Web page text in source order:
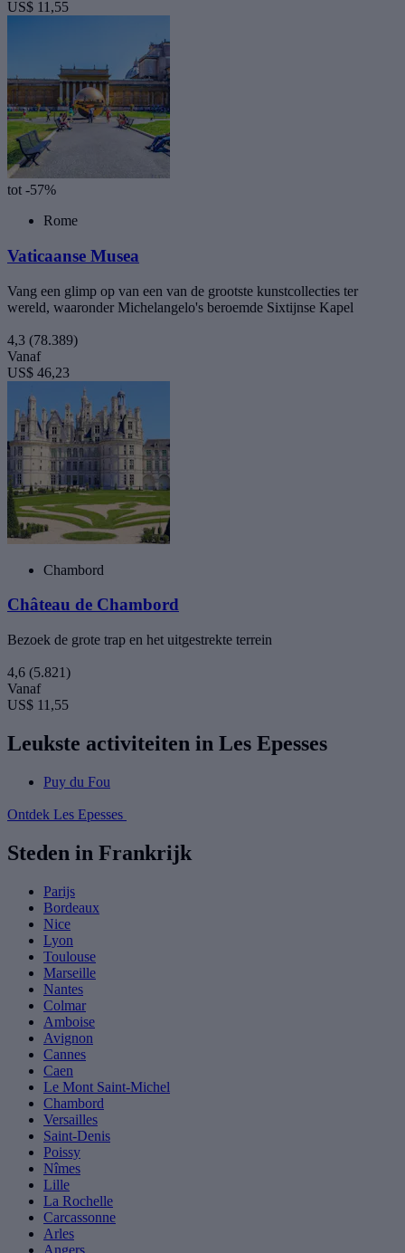
US$ 11,55
tot -57%
Rome
Vaticaanse Musea
Vang een glimp op van een van de grootste kunstcollecties ter
wereld, waaronder Michelangelo's beroemde Sixtijnse Kapel
4,3 (78.389)
Vanaf
US$ 46,23
Chambord
Château de Chambord
Bezoek de grote trap en het uitgestrekte terrein
4,6 (5.821)
Vanaf
US$ 11,55
Leukste activiteiten in Les Epesses
Puy du Fou
Ontdek Les Epesses
Steden in Frankrijk
Parijs
Bordeaux
Nice
Lyon
Toulouse
Marseille
Nantes
Colmar
Amboise
Avignon
Cannes
Caen
Le Mont Saint-Michel
Chambord
Versailles
Saint-Denis
Poissy
Nîmes
Lille
La Rochelle
Carcassonne
Arles
Angers